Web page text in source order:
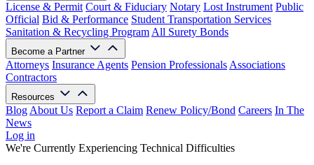
License & Permit Court & Fiduciary Notary Lost Instrument Public
Official Bid & Performance Student Transportation Services
Sanitation & Recycling Program All Surety Bonds
Become a Partner
Attorneys Insurance Agents Pension Professionals Associations
Contractors
Resources
Blog About Us Report a Claim Renew Policy/Bond Careers In The
News
Log in
We're Currently Experiencing Technical Difficulties